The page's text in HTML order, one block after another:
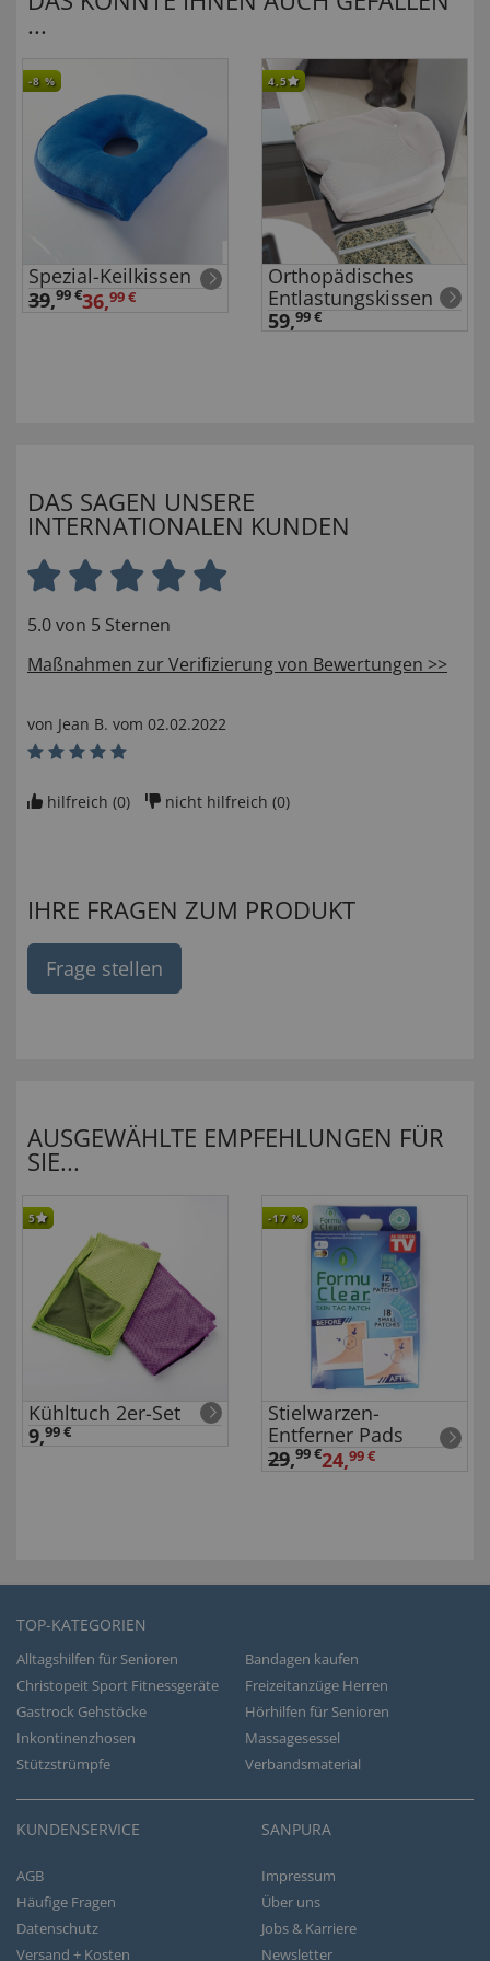
...
-8 %
Spezial-Keilkissen
39,99 €36,99 €
4,5
Orthopädisches
Entlastungskissen
59,99 €
DAS SAGEN UNSERE
INTERNATIONALEN KUNDEN
5.0 von 5 Sternen
Maßnahmen zur Verifizierung von Bewertungen >>
von Jean B. vom 02.02.2022
hilfreich (0) nicht hilfreich (0)
IHRE FRAGEN ZUM PRODUKT
Frage stellen
AUSGEWÄHLTE EMPFEHLUNGEN FÜR
SIE...
5
Kühltuch 2er-Set
9,99 €
-17 %
Stielwarzen-
Entferner Pads
29,99 €24,99 €
TOP-KATEGORIEN
Alltagshilfen für Senioren
Bandagen kaufen
Christopeit Sport Fitnessgeräte
Freizeitanzüge Herren
Gastrock Gehstöcke
Hörhilfen für Senioren
Inkontinenzhosen
Massagesessel
Stützstrümpfe
Verbandsmaterial
KUNDENSERVICE
AGB
Häufige Fragen
Datenschutz
Versand + Kosten
SANPURA
Impressum
Über uns
Jobs & Karriere
Newsletter